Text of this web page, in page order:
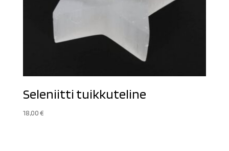
Seleniitti tuikkuteline
18,00€